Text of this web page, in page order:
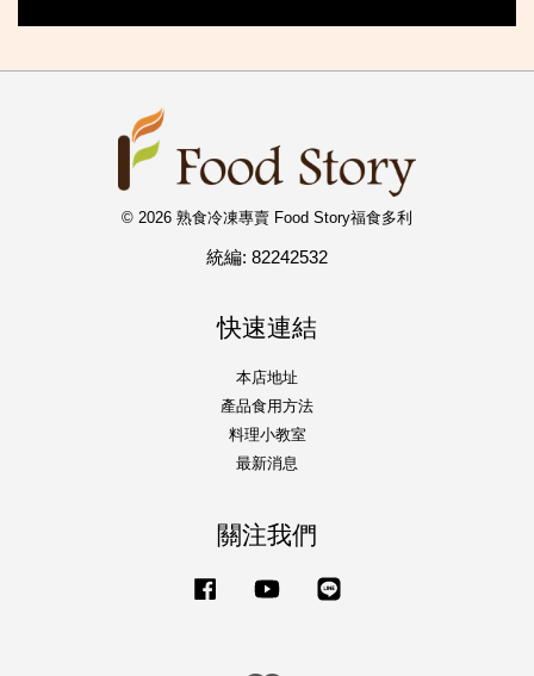
© 2026 熟食冷凍專賣 Food Story福食多利
統編: 82242532
快速連結
本店地址
產品食用方法
料理小教室
最新消息
關注我們
Facebook YouTube